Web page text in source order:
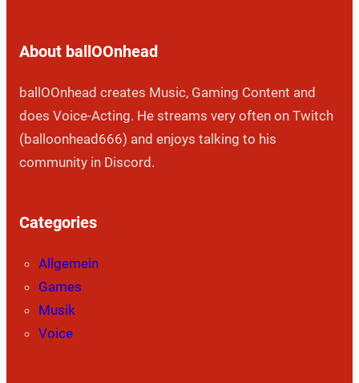
About ballOOnhead
ballOOnhead creates Music, Gaming Content and
does Voice-Acting. He streams very often on Twitch
(balloonhead666) and enjoys talking to his
community in Discord.
Categories
Allgemein
Games
Musik
Voice